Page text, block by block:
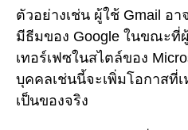
ตัวอย่างเช่น ผู้ใช้ Gmail อ
มีธีมของ Google ในขณะที่
เทอร์เฟซในสไตล์ของ
บุคคลเช่นนี้จะเพิ่มโอกาสที่
เป็นของจริง